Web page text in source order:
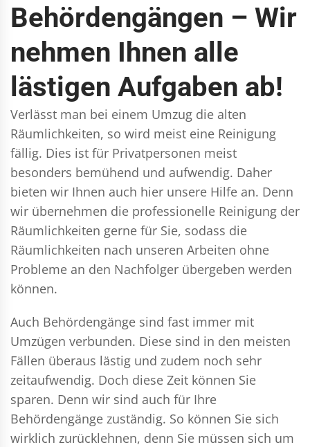
Behördengängen – Wir
nehmen Ihnen alle
lästigen Aufgaben ab!
Verlässt man bei einem Umzug die alten
Räumlichkeiten, so wird meist eine Reinigung
fällig. Dies ist für Privatpersonen meist
besonders bemühend und aufwendig. Daher
bieten wir Ihnen auch hier unsere Hilfe an. Denn
wir übernehmen die professionelle Reinigung der
Räumlichkeiten gerne für Sie, sodass die
Räumlichkeiten nach unseren Arbeiten ohne
Probleme an den Nachfolger übergeben werden
können.
Auch Behördengänge sind fast immer mit
Umzügen verbunden. Diese sind in den meisten
Fällen überaus lästig und zudem noch sehr
zeitaufwendig. Doch diese Zeit können Sie
sparen. Denn wir sind auch für Ihre
Behördengänge zuständig. So können Sie sich
wirklich zurücklehnen, denn Sie müssen sich um